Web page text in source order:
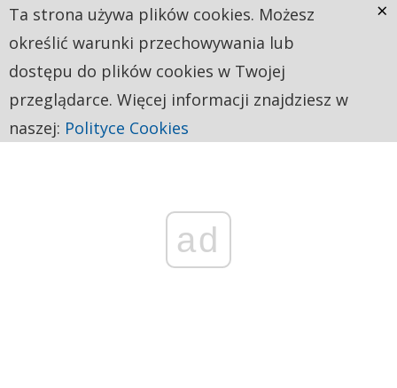
ad
Ta strona używa plików cookies. Możesz
określić warunki przechowywania lub
dostępu do plików cookies w Twojej
przeglądarce. Więcej informacji znajdziesz w
naszej: Polityce Cookies
×